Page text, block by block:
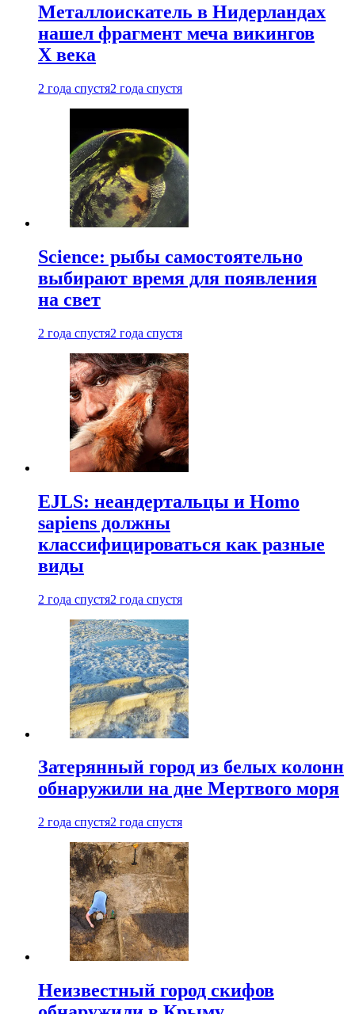
Металлоискатель в Нидерландах
нашел фрагмент меча викингов
X века
2 года спустя2 года спустя
Science: рыбы самостоятельно
выбирают время для появления
на свет
2 года спустя2 года спустя
EJLS: неандертальцы и Homo
sapiens должны
классифицироваться как разные
виды
2 года спустя2 года спустя
Затерянный город из белых колонн
обнаружили на дне Мертвого моря
2 года спустя2 года спустя
Неизвестный город скифов